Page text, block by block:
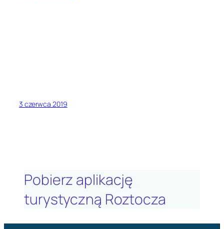
3 czerwca 2019
Pobierz aplikację
turystyczną Roztocza